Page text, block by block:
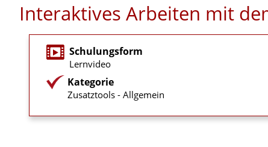
Interaktives Arbeiten mit
Schulungsform
Lernvideo
Kategorie
Zusatztools - Allgemein